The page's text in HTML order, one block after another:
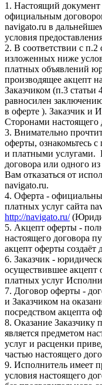
1. Настоящий
официальным
navigato.ru в
условия
2. В соответствии с
изложенных ниже
платных объявлений
производящее акцепт
Заказчиком (п.3
равносилен
в оферте ). Заказчик и
Сторонами настоящего
3. Внимательно
оферты, ознакомьтесь
и платными услугами.
договора или одного
Вам отказаться от
navigato.ru.
4. Оферта -
платных услуг сайта
http://navigato.ru/
5. Акцепт оферты -
настоящего договора
акцепт оферты создаёт
6. Заказчик -
осуществившее акцепт
платных услуг
7. Договор оферты -
и Заказчиком на
посредством акцепта
8. Оказание Заказчику
является предметом
услуг и расценки
частью настоящего
9. Исполнитель имеет
условия настоящего